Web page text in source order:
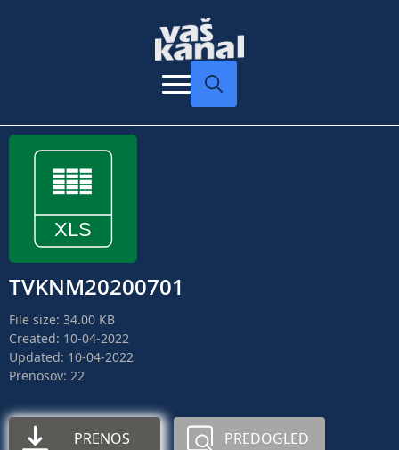
TVKNM20200701
File size: 34.00 KB
Created: 10-04-2022
Updated: 10-04-2022
Prenosov: 22
PRENOS PREDOGLED